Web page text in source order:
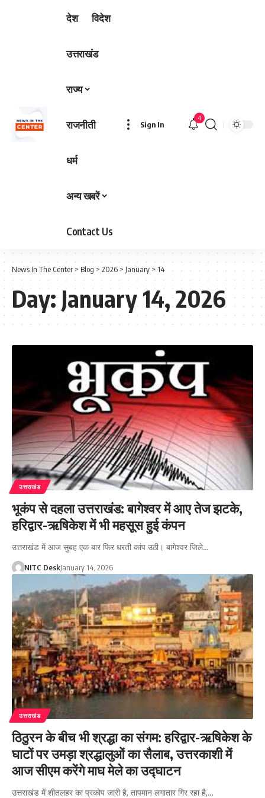
देश विदेश
उत्तराखंड
राज्य
राजनीती
धर्म
अन्य खबरें
Contact Us
Sign In
4
News In The Center> Blog >2026> January > 14
Day:January 14, 2026
उत्तराखंड
भूकंप से दहला उत्तराखंड: बागेश्वर में आए तेज झटके,
हरिद्वार-ऋषिकेश में भी महसूस हुई कंपन
उत्तराखंड में आज सुबह एक बार फिर धरती कांप उठी। बागेश्वर जिले…
NITC DeskJanuary 14, 2026
उत्तराखंड
ठिठुरन के बीच भी श्रद्धा का संगम: हरिद्वार-ऋषिकेश के
घाटों पर उमड़ा श्रद्धालुओं का सैलाब, उत्तरकाशी में
आज सीएम करेंगे माघ मेले का उद्घाटन
उत्तराखंड में शीतलहर का प्रकोप जारी है, तापमान लगातार गिर रहा है,…